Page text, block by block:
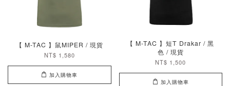
【 M-TAC 】鼠MIPER / 現貨
NT$ 1,580
加入購物車
【 M-TAC 】短T Drakar / 黑
色 / 現貨
NT$ 1,500
加入購物車